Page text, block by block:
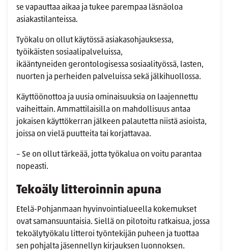
se vapauttaa aikaa ja tukee parempaa läsnäoloa
asiakastilanteissa.
Työkalu on ollut käytössä asiakasohjauksessa,
työikäisten sosiaalipalveluissa,
ikääntyneiden gerontologisessa sosiaalityössä, lasten,
nuorten ja perheiden palveluissa sekä jälkihuollossa.
Käyttöönottoa ja uusia ominaisuuksia on laajennettu
vaiheittain. Ammattilaisilla on mahdollisuus antaa
jokaisen käyttökerran jälkeen palautetta niistä asioista,
joissa on vielä puutteita tai korjattavaa.
– Se on ollut tärkeää, jotta työkalua on voitu parantaa
nopeasti.
Tekoäly litteroinnin apuna
Etelä-Pohjanmaan hyvinvointialueella kokemukset
ovat samansuuntaisia. Siellä on pilotoitu ratkaisua, jossa
tekoälytyökalu litteroi työntekijän puheen ja tuottaa
sen pohjalta jäsennellyn kirjauksen luonnoksen.